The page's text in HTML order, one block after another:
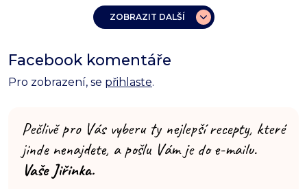
ZOBRAZIT DALŠÍ
Facebook komentáře
Pro zobrazení, se přihlaste.
Pečlivě pro Vás vyberu ty nejlepší recepty, které
jinde nenajdete, a pošlu Vám je do e-mailu.
Vaše Jiřinka.